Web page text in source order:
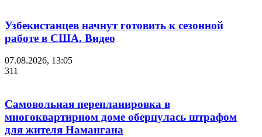
Узбекистанцев начнут готовить к сезонной
работе в США. Видео
07.08.2026, 13:05
311
Самовольная перепланировка в
многоквартирном доме обернулась штрафом
для жителя Намангана